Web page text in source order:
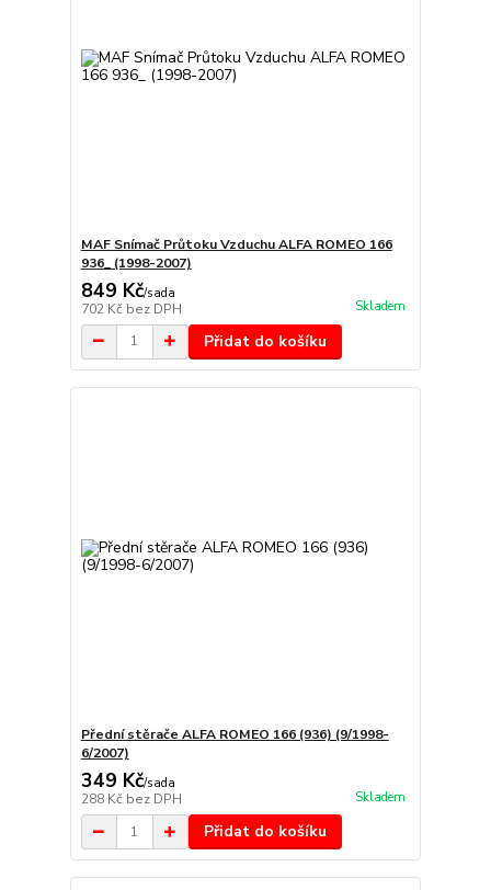
MAF Snímač Průtoku Vzduchu ALFA ROMEO 166
936_ (1998-2007)
849 Kč/sada
702 Kč bez DPH Skladem
Přidat do košíku
Přední stěrače ALFA ROMEO 166 (936) (9/1998-
6/2007)
349 Kč/sada
288 Kč bez DPH Skladem
Přidat do košíku